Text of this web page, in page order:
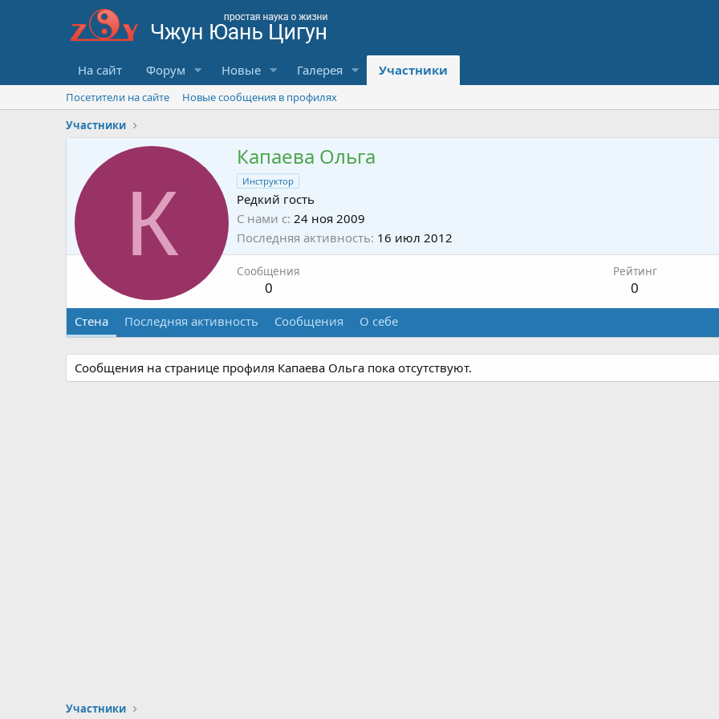
На сайт Форум Новые Галерея Участники
Посетители на сайте
Новые сообщения в профилях
Участники
К
Капаева Ольга
Инструктор
Редкий гость
С нами с 24 ноя 2009
Последняя активность 16 июл 2012
Сообщения
0
Рейтинг
0
Стена Последняя активность Сообщения О себе
Сообщения на странице профиля Капаева Ольга пока отсутствуют.
Участники